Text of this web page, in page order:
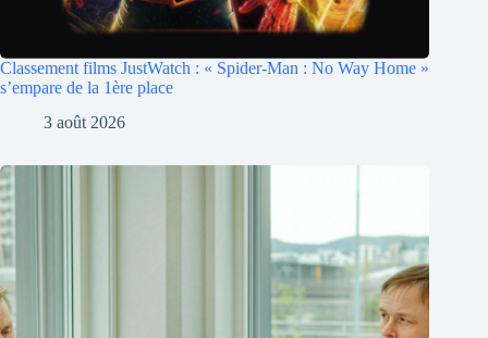
Classement films JustWatch : « Spider-Man : No Way Home »
s’empare de la 1ère place
3 août 2026